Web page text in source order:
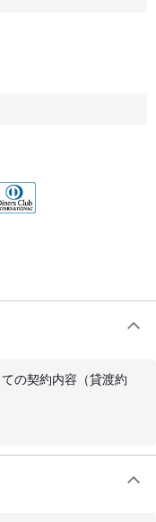
の契約内容（貸渡約